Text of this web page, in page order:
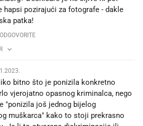
hapsi pozirajući za fotografe - dakle
patka!
ODGOVORITE
bitno što je ponizila konkretno
vjerojatno opasnog kriminalca, nego
"ponizila još jednog bijelog
muškarca" kako to stoji prekrasno